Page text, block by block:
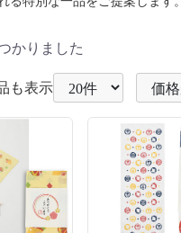
かりました
も表示